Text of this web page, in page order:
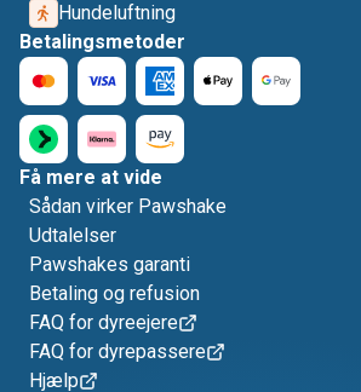
Hundeluftning
Betalingsmetoder
Få mere at vide
Sådan virker Pawshake
Udtalelser
Pawshakes garanti
Betaling og refusion
FAQ for dyreejere
FAQ for dyrepassere
Hjælp